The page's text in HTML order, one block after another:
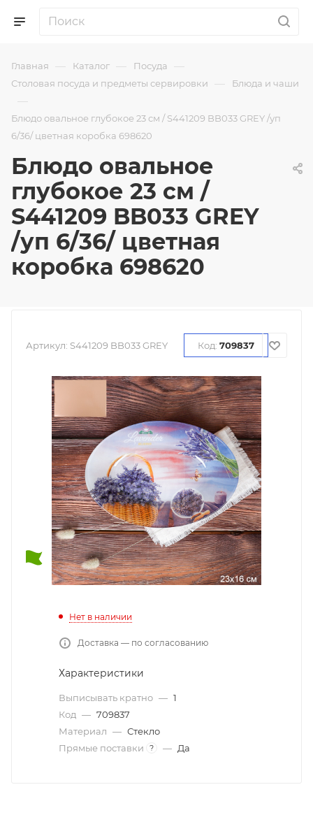
Главная — Каталог — Посуда —
Столовая посуда и предметы сервировки — Блюда и чаши
—
Блюдо овальное глубокое 23 см / S441209 BB033 GREY /уп
6/36/ цветная коробка 698620
Блюдо овальное
глубокое 23 см /
S441209 BB033 GREY
/уп 6/36/ цветная
коробка 698620
Артикул: S441209 BB033 GREY Код: 709837
Нет в наличии
Доставка — по согласованию
Характеристики
Выписывать кратно — 1
Код — 709837
Материал — Стекло
Прямые поставки
? — Да